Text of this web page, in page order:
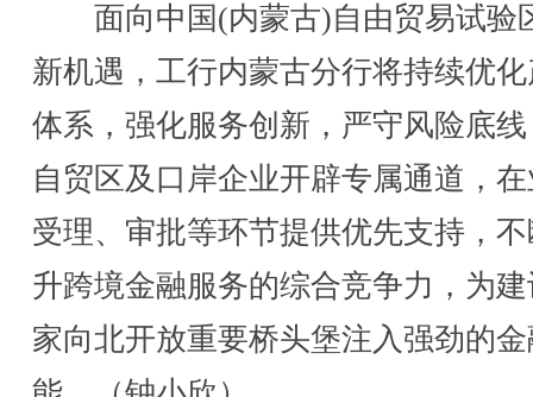
面向中国(内蒙古)自由贸易试验
新机遇，工行内蒙古分行将持续优
体系，强化服务创新，严守风险底
自贸区及口岸企业开辟专属通道，
受理、审批等环节提供优先支持，
升跨境金融服务的综合竞争力，为
家向北开放重要桥头堡注入强劲的